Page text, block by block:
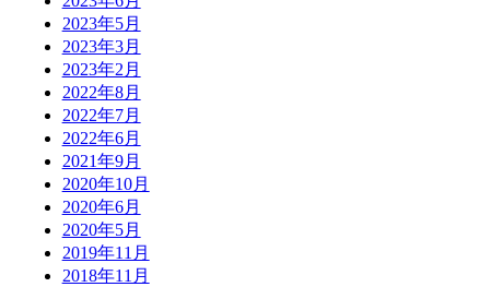
2023年5月
2023年3月
2023年2月
2022年8月
2022年7月
2022年6月
2021年9月
2020年10月
2020年6月
2020年5月
2019年11月
2018年11月